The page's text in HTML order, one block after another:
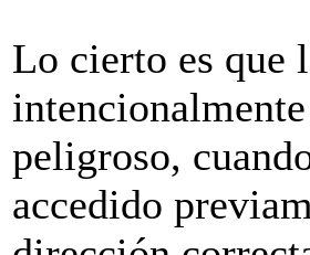
Lo cierto es que
peligroso,
accedido